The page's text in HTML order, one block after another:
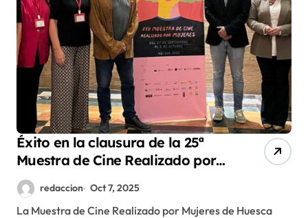
Éxito en la clausura de la 25ª
Muestra de Cine Realizado por
Mujeres de Huesca, con lleno en
el Teatro Olimpia
redaccion Oct 7, 2025
La Muestra de Cine Realizado por Mujeres de Huesca